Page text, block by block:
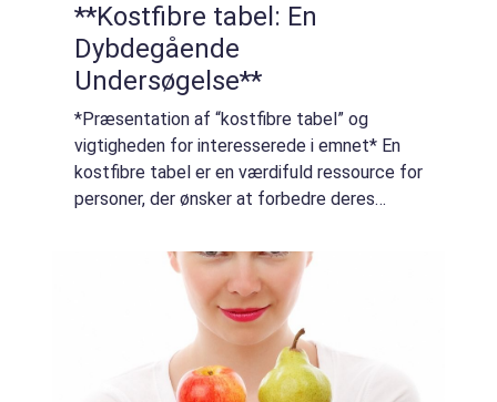
**Kostfibre tabel: En
Dybdegående
Undersøgelse**
*Præsentation af “kostfibre tabel” og
vigtigheden for interesserede i emnet* En
kostfibre tabel er en værdifuld ressource for
personer, der ønsker at forbedre deres
artikel vil udforske alt, hvad du be...